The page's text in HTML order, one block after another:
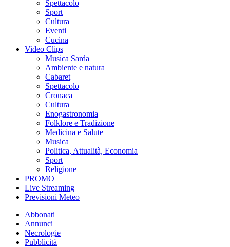
Spettacolo
Sport
Cultura
Eventi
Cucina
Video Clips
Musica Sarda
Ambiente e natura
Cabaret
Spettacolo
Cronaca
Cultura
Enogastronomia
Folklore e Tradizione
Medicina e Salute
Musica
Politica, Attualità, Economia
Sport
Religione
PROMO
Live Streaming
Previsioni Meteo
Abbonati
Annunci
Necrologie
Pubblicità